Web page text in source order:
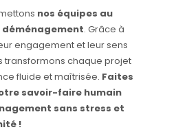
nos équipes au
. Grâce à
engagement et leur sens
transformons chaque projet
fluide et maîtrisée. Faites
savoir-faire humain
sans stress et
!